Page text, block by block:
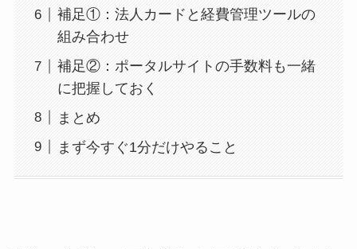
補足①：法人カードと経費管理ツールの
組み合わせ
補足②：ポータルサイトの手数料も一緒
に把握しておく
まとめ
まず今すぐ1分だけやること